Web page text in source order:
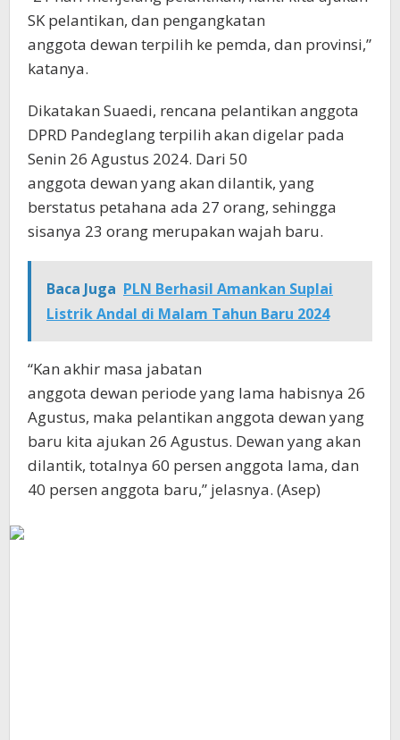
SK pelantikan, dan pengangkatan
anggota dewan terpilih ke pemda, dan provinsi,”
katanya.
Dikatakan Suaedi, rencana pelantikan anggota
DPRD Pandeglang terpilih akan digelar pada
Senin 26 Agustus 2024. Dari 50
anggota dewan yang akan dilantik, yang
berstatus petahana ada 27 orang, sehingga
sisanya 23 orang merupakan wajah baru.
Baca Juga PLN Berhasil Amankan Suplai
Listrik Andal di Malam Tahun Baru 2024
“Kan akhir masa jabatan
anggota dewan periode yang lama habisnya 26
Agustus, maka pelantikan anggota dewan yang
baru kita ajukan 26 Agustus. Dewan yang akan
dilantik, totalnya 60 persen anggota lama, dan
40 persen anggota baru,” jelasnya. (Asep)